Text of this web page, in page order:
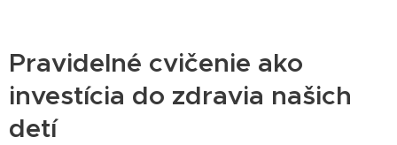
Pravidelné cvičenie ako
investícia do zdravia našich
detí